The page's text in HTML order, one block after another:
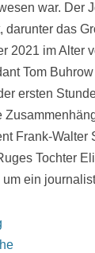
war. Der
das
2021 im Alter
Tom
ersten
Frank-
Tochter
ein